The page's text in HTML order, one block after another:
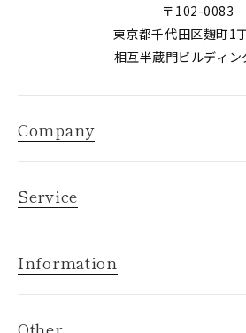
〒102-0083
東京都千代田区麹町1
相互半蔵門ビルディ
Company
Service
Information
Other